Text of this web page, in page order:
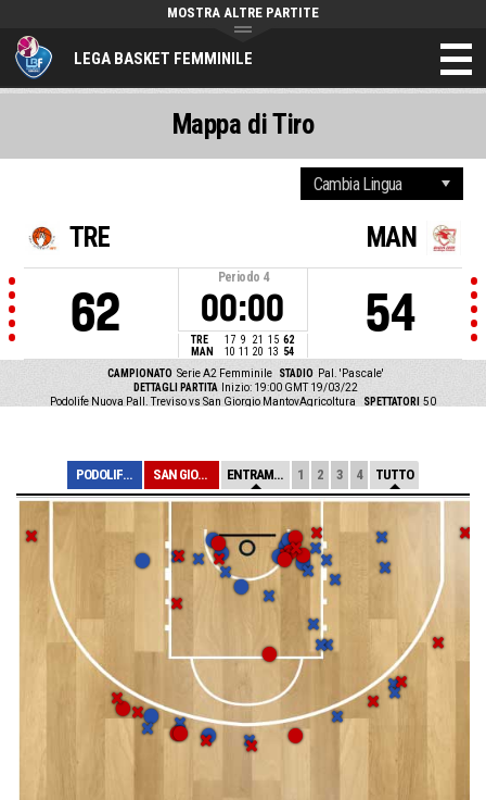
LEGA BASKET FEMMINILE
MOSTRA ALTRE PARTITE
TRE
62
Periodo 4
00:00
TRE 17 9 21 15 62
MAN
10 11 20 13 54
MAN
54
CAMPIONATO Serie A2 Femminile STADIO Pal. 'Pascale'
DETTAGLI PARTITA
Inizio: 19:00 GMT 19/03/22
Podolife Nuova Pall. Treviso vs San Giorgio MantovAgricoltura
SPETTATORI 50
Mappa di Tiro
PODOLIFE NUOVA ... SAN GIORGIO MAN... ENTRAMBE 1 2 3 4 TUTTO